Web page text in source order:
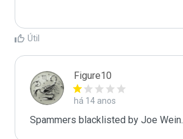
Útil
Figure10
há 14 anos
Spammers blacklisted by Joe Wein.